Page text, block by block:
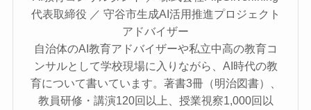
代表取締役 ／ 守谷市生成AI活用推進プロジェクト
アドバイザー
自治体のAI教育アドバイザーや私立中高の教育コ
ンサルとして学校現場に入りながら、AI時代の教
育について書いています。著書3冊（明治図書）、
教員研修・講演120回以上、授業視察1,000回以